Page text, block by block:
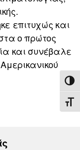
επιτυχώς και
ο πρώτος
και συνέβαλε